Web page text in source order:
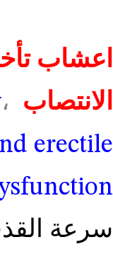
اعشاب
الانتصاب
،
erectile
سرعة